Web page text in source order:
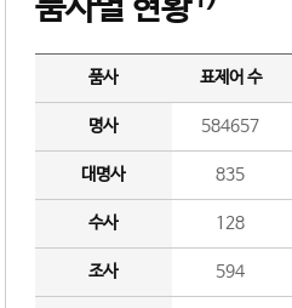
품사별 현황
품사 표제어 수
명사 584657
대명사 835
수사 128
조사 594